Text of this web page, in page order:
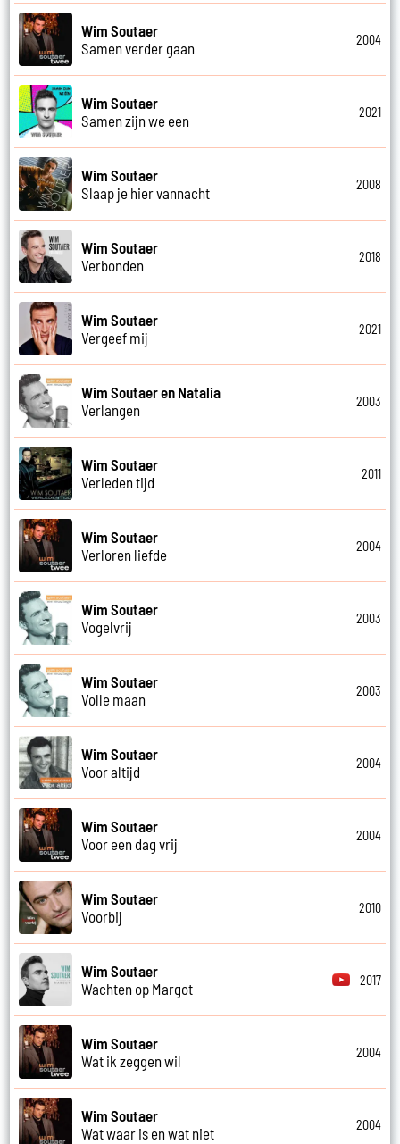
Wim Soutaer
Samen verder gaan
2004
Wim Soutaer
Samen zijn we een
2021
Wim Soutaer
Slaap je hier vannacht
2008
Wim Soutaer
Verbonden
2018
Wim Soutaer
Vergeef mij
2021
Wim Soutaer en Natalia
Verlangen
2003
Wim Soutaer
Verleden tijd
2011
Wim Soutaer
Verloren liefde
2004
Wim Soutaer
Vogelvrij
2003
Wim Soutaer
Volle maan
2003
Wim Soutaer
Voor altijd
2004
Wim Soutaer
Voor een dag vrij
2004
Wim Soutaer
Voorbij
2010
Wim Soutaer
Wachten op Margot
2017
Wim Soutaer
Wat ik zeggen wil
2004
Wim Soutaer
Wat waar is en wat niet
2004